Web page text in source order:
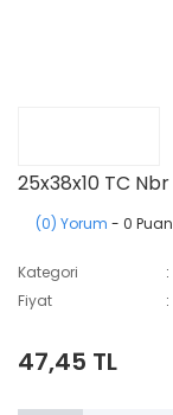
25x38x10 TC
(0) Yorum - 0 Puan
Kategori
Fiyat
47,45 TL